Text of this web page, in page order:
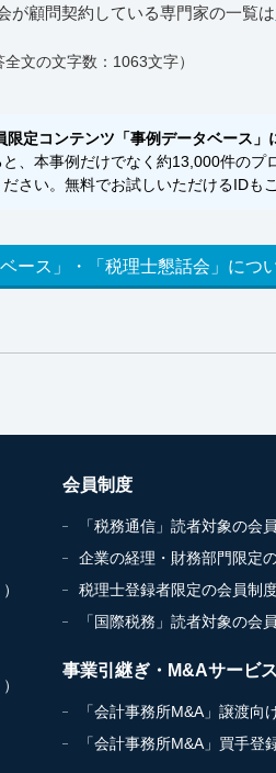
顧問契約している専門家の一覧は
全文の文字数：1063文字）
限定コンテンツ「事例データベース」
と、本事例だけでなく約13,000件の
さい。無料でお試しいただけるIDも
ベース」・「税理士懇話会」につ
会員制度
「税務通信」読者対象の会
企業の経理・財務部門限定
税理士登録者限定の会員制
「国際税務」読者対象の会
事業引継ぎ・M&Aサービス
「会計事務所M&A」譲渡向
「会計事務所M&A」買手登